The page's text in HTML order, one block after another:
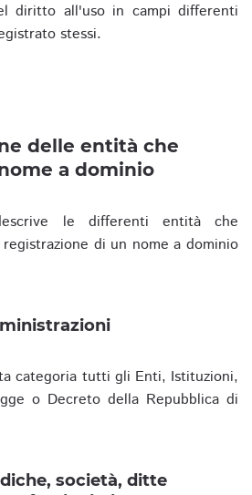
diritto all'uso in campi differenti
stessi.
delle entità che
a dominio
le differenti entità che
di un nome a dominio
categoria tutti gli Enti, Istituzioni,
o Decreto della Repubblica di
società, ditte